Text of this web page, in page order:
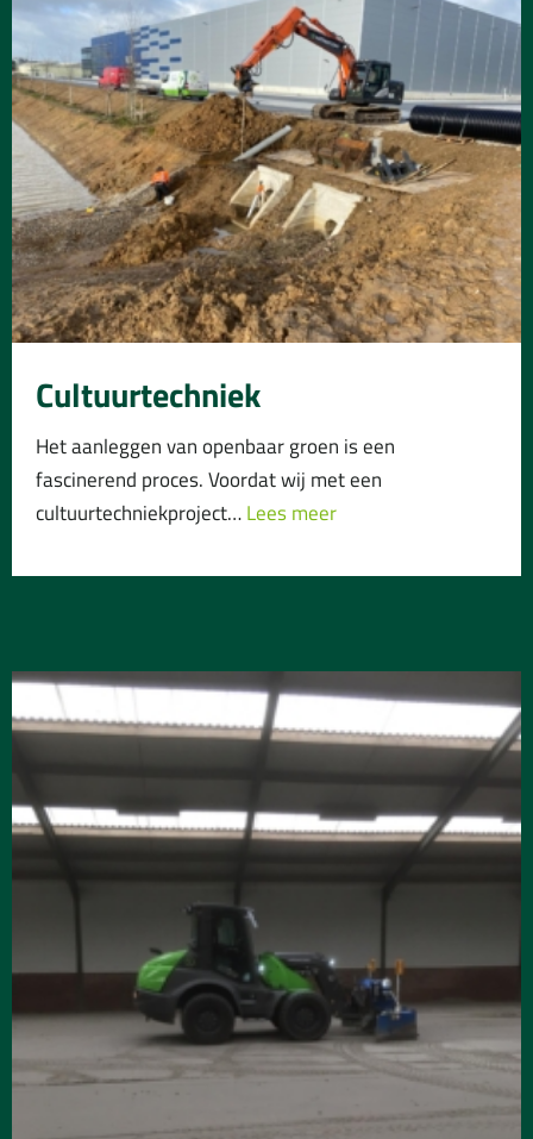
Cultuurtechniek
Het aanleggen van openbaar groen is een
fascinerend proces. Voordat wij met een
cultuurtechniekproject…Lees meer